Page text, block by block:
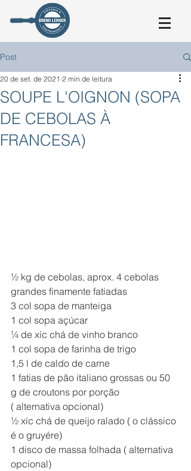
Post
SOUPE L'OIGNON (SOPA
DE CEBOLAS À
FRANCESA)
20 de set. de 2021 2 min de leitura
½ kg de cebolas, aprox. 4 cebolas
grandes finamente fatiadas
3 col sopa de manteiga
1 col sopa açúcar
¼ de xíc chá de vinho branco
1 col sopa de farinha de trigo
1,5 l de caldo de carne
1 fatias de pão italiano grossas ou 50
g de croutons por porção
( alternativa opcional)
½ xíc chá de queijo ralado ( o clássico
é o gruyére)
1 disco de massa folhada ( alternativa
opcional)